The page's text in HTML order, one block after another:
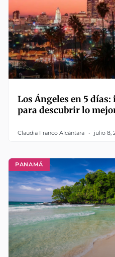
Los Ángeles en 5
para descubrir lo
Claudia Franco Alcántara julio 8,
PANAMÁ